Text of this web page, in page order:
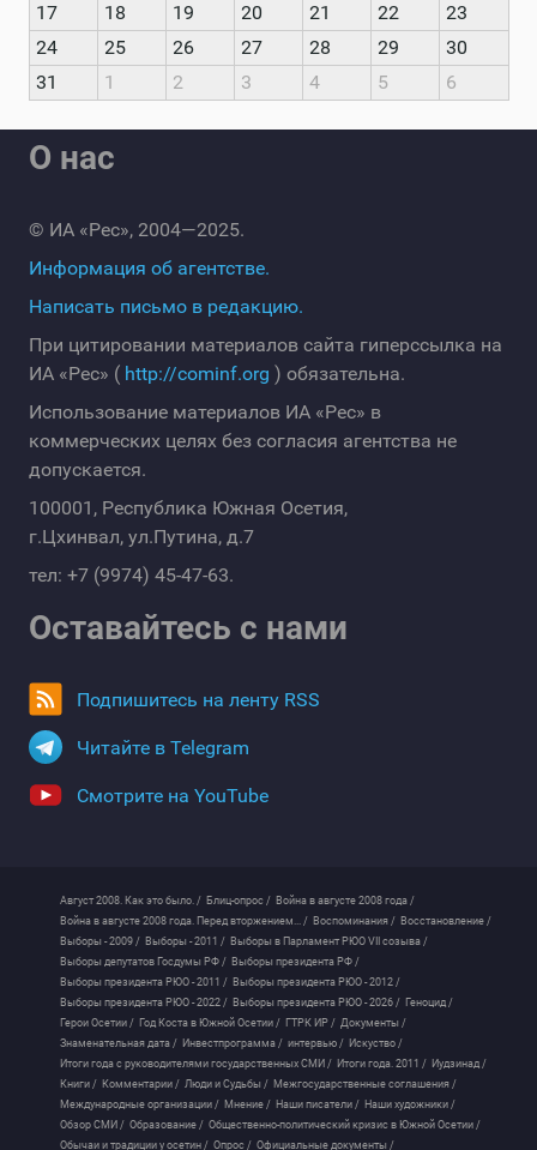
17
18 19 20 21 22
23
24
25 26 27 28 29
30
31
1 2 3 4 5 6
О нас
© ИА «Рес», 2004—2025.
Информация об агентстве.
Написать письмо в редакцию.
При цитировании материалов сайта гиперссылка на
ИА «Рес» ( http://cominf.org ) обязательна.
Использование материалов ИА «Рес» в
коммерческих целях без согласия агентства не
допускается.
100001, Республика Южная Осетия,
г.Цхинвал, ул.Путина, д.7
тел: +7 (9974) 45-47-63.
Оставайтесь с нами
Подпишитесь на ленту RSS
Читайте в Telegram
Смотрите на YouTube
Август 2008. Как это было. / Блиц-опрос / Война в августе 2008 года /
Война в августе 2008 года. Перед вторжением... / Воспоминания / Восстановление /
Выборы - 2009 / Выборы - 2011 / Выборы в Парламент РЮО VII созыва /
Выборы депутатов Госдумы РФ / Выборы президента РФ /
Выборы президента РЮО - 2011 / Выборы президента РЮО - 2012 /
Выборы президента РЮО - 2022 / Выборы президента РЮО - 2026 / Геноцид /
Герои Осетии / Год Коста в Южной Осетии / ГТРК ИР / Документы /
Знаменательная дата / Инвестпрограмма / интервью / Искуство /
Итоги года с руководителями государственных СМИ / Итоги года. 2011 / Иудзинад /
Книги / Комментарии / Люди и Судьбы / Межгосударственные соглашения /
Международные организации / Мнение / Наши писатели / Наши художники /
Обзор СМИ / Образование / Общественно-политический кризис в Южной Осетии /
Обычаи и традиции у осетин / Опрос / Официальные документы /